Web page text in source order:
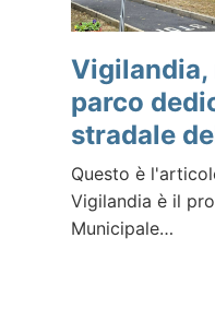
parco
stradale
Questo è
Vigilandia è il
Municipale…